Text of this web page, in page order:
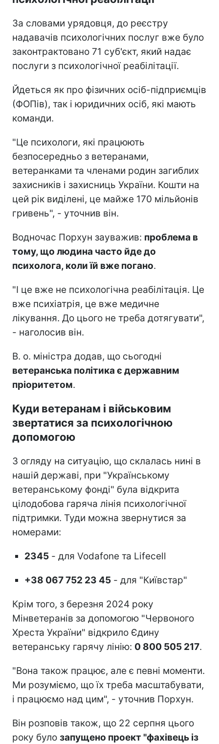
За словами урядовця, до реєстру
надавачів психологічних послуг вже було
законтрактовано 71 суб'єкт, який надає
послуги з психологічної реабілітації.
Йдеться як про фізичних осіб-підприємців
(ФОПів), так і юридичних осіб, які мають
команди.
"Це психологи, які працюють
безпосередньо з ветеранами,
ветеранками та членами родин загиблих
захисників і захисниць України. Кошти на
цей рік виділені, це майже 170 мільйонів
гривень", - уточнив він.
Водночас Порхун зауважив: проблема в
тому, що людина часто йде до
психолога, коли їй вже погано.
"І це вже не психологічна реабілітація. Це
вже психіатрія, це вже медичне
лікування. До цього не треба дотягувати",
- наголосив він.
В. о. міністра додав, що сьогодні
ветеранська політика є державним
пріоритетом.
Куди ветеранам і військовим
звертатися за психологічною
допомогою
З огляду на ситуацію, що склалась нині в
нашій державі, при "Українському
ветеранському фонді" була відкрита
цілодобова гаряча лінія психологічної
підтримки. Туди можна звернутися за
номерами:
2345 - для Vodafone та Lifecell
+38 067 752 23 45 - для "Київстар"
Крім того, з березня 2024 року
Мінветеранів за допомогою "Червоного
Хреста України" відкрило Єдину
ветеранську гарячу лінію: 0 800 505 217.
"Вона також працює, але є певні моменти.
Ми розуміємо, що їх треба масштабувати,
і працюємо над цим", - уточнив Порхун.
Він розповів також, що 22 серпня цього
року було запущено проект "фахівець із